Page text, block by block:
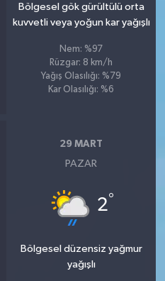
Bölgesel gök gürültülü orta
kuvvetli veya yoğun kar yağışlı
Nem: %97
Rüzgar: 8 km/h
Yağış Olasılığı: %79
Kar Olasılığı: %6
29 MART
PAZAR
2°
Bölgesel düzensiz yağmur
yağışlı